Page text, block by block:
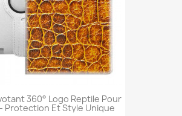
360° Logo Reptile Pour
Protection Et Style Unique